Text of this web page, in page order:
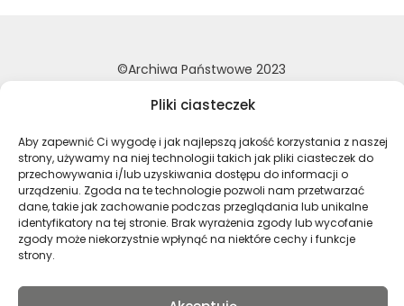
Pliki ciasteczek
Aby zapewnić Ci wygodę i jak najlepszą jakość korzystania z naszej
strony, używamy na niej technologii takich jak pliki ciasteczek do
przechowywania i/lub uzyskiwania dostępu do informacji o
urządzeniu. Zgoda na te technologie pozwoli nam przetwarzać
dane, takie jak zachowanie podczas przeglądania lub unikalne
identyfikatory na tej stronie. Brak wyrażenia zgody lub wycofanie
zgody może niekorzystnie wpłynąć na niektóre cechy i funkcje
strony.
©Archiwa Państwowe 2023
Polityka prywatności
Mapa strony
Profil Archiwa Państwowe w
Profil Archiwa Państwowe
Profil Archiwa
Profil Archiwa